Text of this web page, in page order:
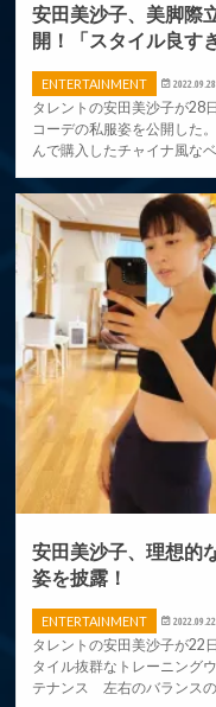
安田美沙子、美脚際
開！「スタイル良す
ENTERTAINMENT 2022.09.28
タレントの安田美沙子が28
コーデの私服姿を公開した
んで購入したチャイナ風な
安田美沙子、理想的
姿を披露！
ENTERTAINMENT 2022.09.22
タレントの安田美沙子が22
タイル抜群なトレーニング
テナンス 左右のバランス